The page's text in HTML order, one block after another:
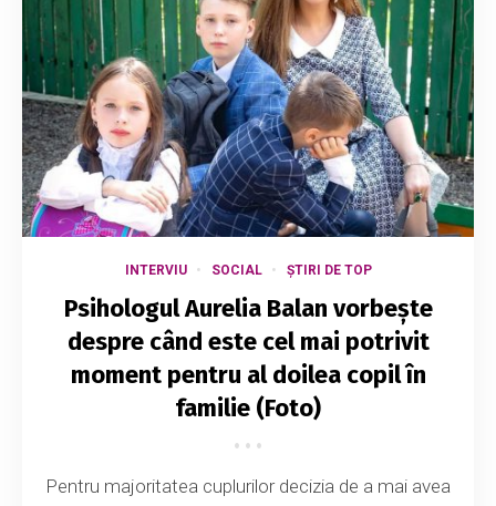
INTERVIU SOCIAL ȘTIRI DE TOP
Psihologul Aurelia Balan vorbeşte
despre când este cel mai potrivit
moment pentru al doilea copil în
familie (Foto)
Pentru majoritatea cuplurilor decizia de a mai avea